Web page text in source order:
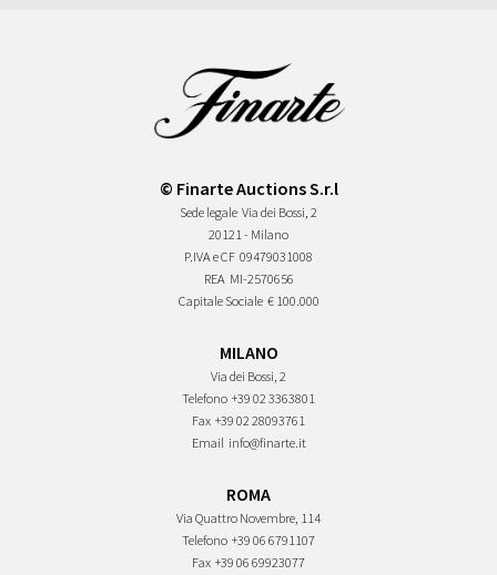
© Finarte Auctions S.r.l
Sede legale Via dei Bossi, 2
20121 - Milano
P.IVA e CF 09479031008
REA MI-2570656
Capitale Sociale € 100.000
MILANO
Via dei Bossi, 2
Telefono +39 02 3363801
Fax +39 02 28093761
Email info@finarte.it
ROMA
Via Quattro Novembre, 114
Telefono +39 06 6791107
Fax +39 06 69923077